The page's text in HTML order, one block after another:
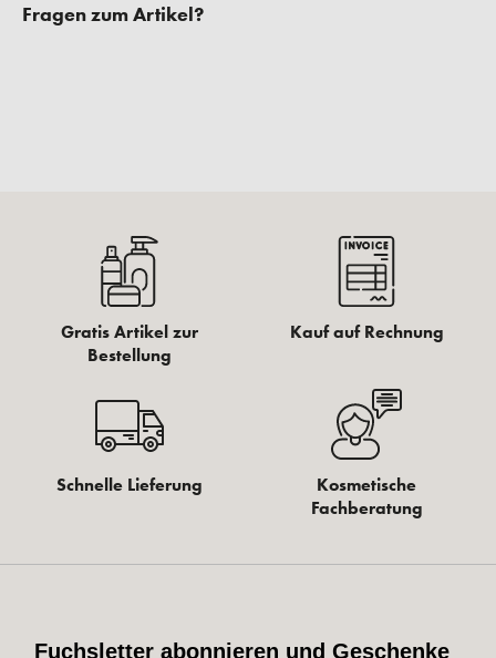
Fragen zum Artikel?
Gratis Artikel zur
Bestellung
Kauf auf Rechnung
Schnelle Lieferung
Kosmetische
Fachberatung
Fuchsletter abonnieren und Geschenke